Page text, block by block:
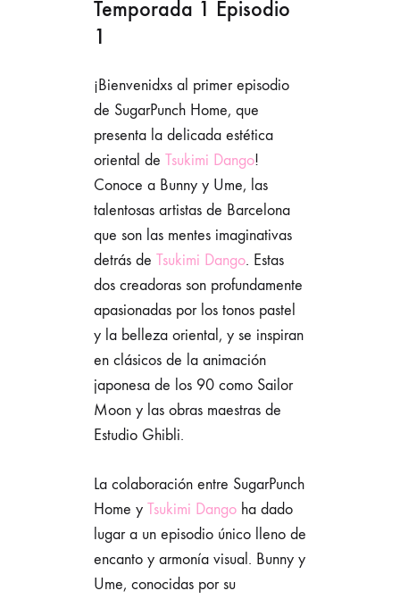
Temporada 1 Episodio
1
¡Bienvenidxs al primer episodio
de SugarPunch Home, que
presenta la delicada estética
oriental de Tsukimi Dango!
Conoce a Bunny y Ume, las
talentosas artistas de Barcelona
que son las mentes imaginativas
detrás de Tsukimi Dango. Estas
dos creadoras son profundamente
apasionadas por los tonos pastel
y la belleza oriental, y se inspiran
en clásicos de la animación
japonesa de los 90 como Sailor
Moon y las obras maestras de
Estudio Ghibli.
La colaboración entre SugarPunch
Home y Tsukimi Dango ha dado
lugar a un episodio único lleno de
encanto y armonía visual. Bunny y
Ume, conocidas por su